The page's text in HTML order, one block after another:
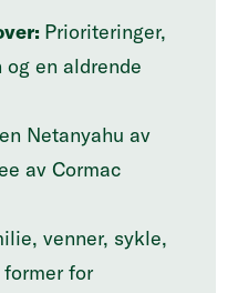
Prioriteringer,
en aldrende
Netanyahu av
av Cormac
venner, sykle,
for